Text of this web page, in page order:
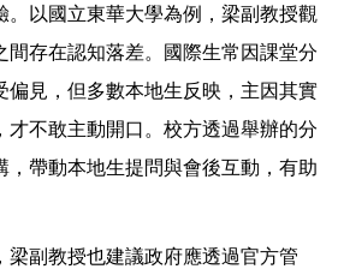
。以國立東華大學為例，梁副教授觀
間存在認知落差。國際生常因課堂分
偏見，但多數本地生反映，主因其實
才不敢主動開口。校方透過舉辦的分
，帶動本地生提問與會後互動，有助
梁副教授也建議政府應透過官方管